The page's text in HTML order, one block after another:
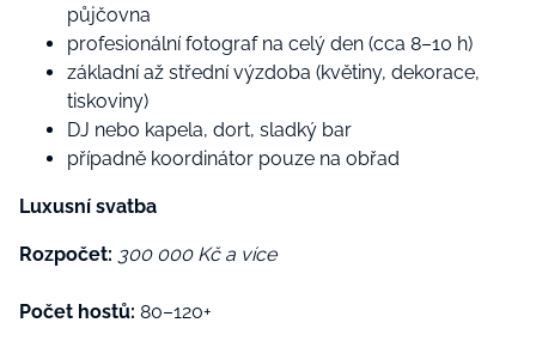
půjčovna
profesionální fotograf na celý den (cca 8–10 h)
základní až střední výzdoba (květiny, dekorace,
tiskoviny)
DJ nebo kapela, dort, sladký bar
případně koordinátor pouze na obřad
Luxusní svatba
Rozpočet: 300 000 Kč a více
Počet hostů: 80–120+